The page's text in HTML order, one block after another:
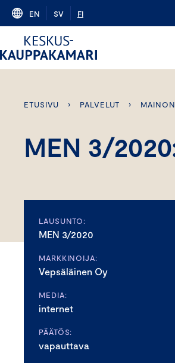
Skip
content
EN SV FI
ETUSIVU › PALVELUT ›
MEN 3/
LAUSUNTO:
MEN 3/2020
MARKKINOIJA:
Vepsäläinen Oy
MEDIA:
internet
PÄÄTÖS:
vapauttava